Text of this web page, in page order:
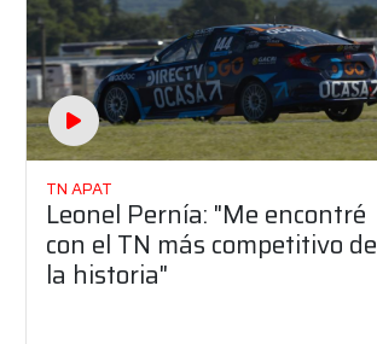
TN APAT
Leonel Pernía: "Me encontré
con el TN más competitivo de
la historia"